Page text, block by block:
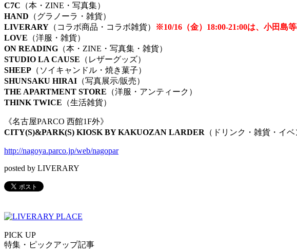
C7C （本・ZINE・写真集）
HAND （グラノーラ・雑貨）
LIVERARY （コラボ商品・コラボ雑貨）
※10/16（金）18:00-21:00は、小田島
LOVE （洋服・雑貨）
ON READING （本・ZINE・写真集・雑貨）
STUDIO LA CAUSE （レザーグッズ）
SHEEP （ソイキャンドル・焼き菓子）
SHUNSAKU HIRAI （写真展示/販売）
THE APARTMENT STORE （洋服・アンティーク）
THINK TWICE （生活雑貨）
《名古屋PARCO 西館1F外》
CITY(S)&PARK(S) KIOSK BY KAKUOZAN LARDER （ドリンク・雑貨・イベ
http://nagoya.parco.jp/web/nagopar
posted by LIVERARY
PICK UP
特集・ピックアップ記事